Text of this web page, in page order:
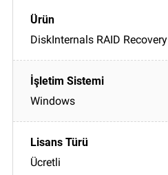
DiskInternals RAID Recovery
Windows
Ücretli